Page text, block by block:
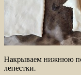
Накрываем нижнюю
лепестки.